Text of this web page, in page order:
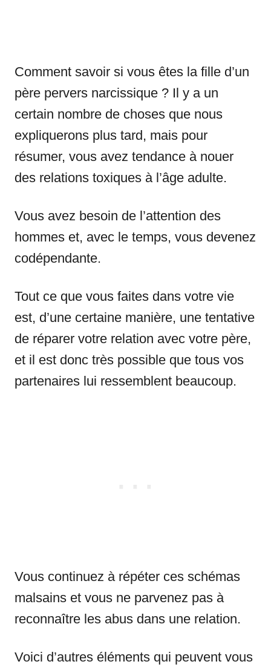
Comment savoir si vous êtes la fille d’un
père pervers narcissique ? Il y a un
certain nombre de choses que nous
expliquerons plus tard, mais pour
résumer, vous avez tendance à nouer
des relations toxiques à l’âge adulte.
Vous avez besoin de l’attention des
hommes et, avec le temps, vous devenez
codépendante.
Tout ce que vous faites dans votre vie
est, d’une certaine manière, une tentative
de réparer votre relation avec votre père,
et il est donc très possible que tous vos
partenaires lui ressemblent beaucoup.
Vous continuez à répéter ces schémas
malsains et vous ne parvenez pas à
reconnaître les abus dans une relation.
Voici d’autres éléments qui peuvent vous